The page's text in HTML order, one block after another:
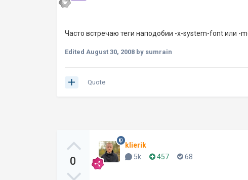
Часто встречаю теги наподобии -x-system-font или -
Edited August 30, 2008 by sumrain
Quote
0
klierik
5k
457 68